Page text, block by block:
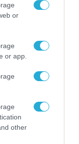
or
or app.
other
στον πρώην